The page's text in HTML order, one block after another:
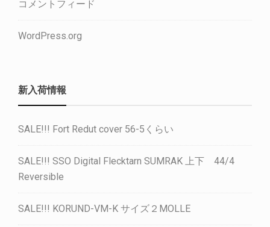
コメントフィード
WordPress.org
新入荷情報
SALE!!! Fort Redut cover 56-5くらい
SALE!!! SSO Digital Flecktarn SUMRAK 上下 44/4
Reversible
SALE!!! KORUND-VM-K サイズ２MOLLE